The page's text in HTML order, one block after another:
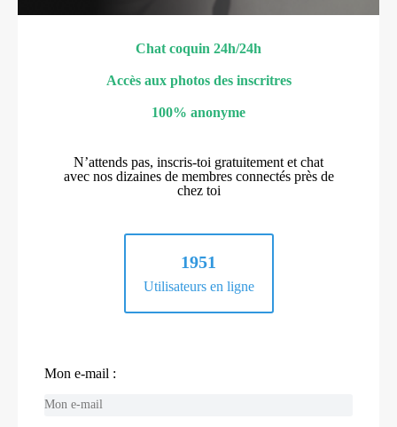
Chat coquin 24h/24h
Accès aux photos des inscritres
100% anonyme
N’attends pas, inscris-toi gratuitement et chat
avec nos dizaines de membres connectés près de
chez toi
1951
Utilisateurs en ligne
Mon e-mail :